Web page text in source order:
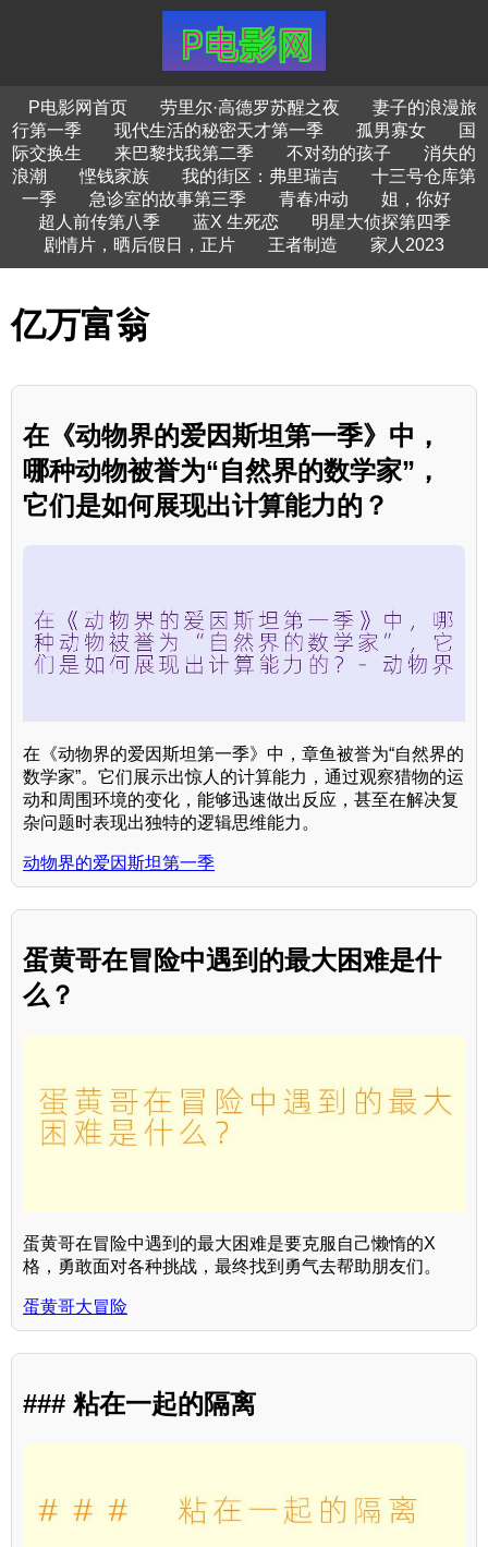
P电影网首页 劳里尔·高德罗苏醒之夜
妻子的浪漫旅
行第一季
现代生活的秘密天才第一季 孤男寡女
国
际交换生
来巴黎找我第二季 不对劲的孩子
消失的
浪潮
悭钱家族 我的街区：弗里瑞吉
十三号仓库第
一季
急诊室的故事第三季 青春冲动
姐，你好
超人前传第八季
蓝X 生死恋
明星大侦探第四季
剧情片，晒后假日，正片
王者制造 家人2023
亿万富翁
在《动物界的爱因斯坦第一季》中，
哪种动物被誉为“自然界的数学家”，
它们是如何展现出计算能力的？
在《动物界的爱因斯坦第一季》中，章鱼被誉为“自然界的
数学家”。它们展示出惊人的计算能力，通过观察猎物的运
动和周围环境的变化，能够迅速做出反应，甚至在解决复
杂问题时表现出独特的逻辑思维能力。
动物界的爱因斯坦第一季
蛋黄哥在冒险中遇到的最大困难是什
么？
蛋黄哥在冒险中遇到的最大困难是要克服自己懒惰的X
格，勇敢面对各种挑战，最终找到勇气去帮助朋友们。
蛋黄哥大冒险
### 粘在一起的隔离